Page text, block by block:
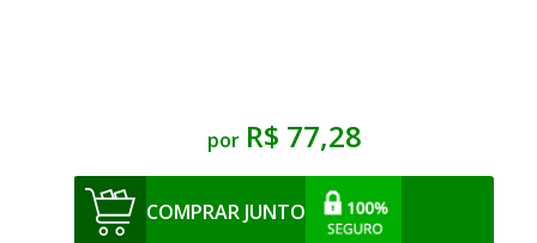
por R$ 77,28
COMPRAR JUNTO